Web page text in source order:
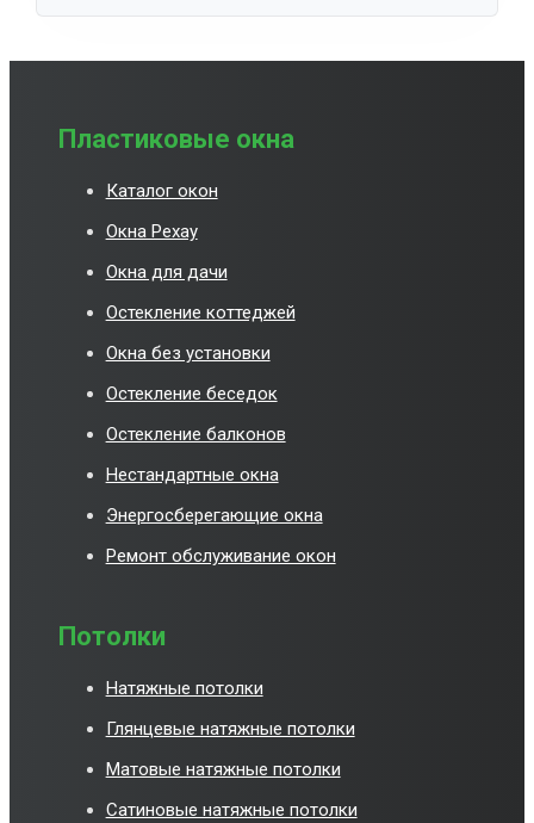
Пластиковые окна
Каталог окон
Окна Рехау
Окна для дачи
Остекление коттеджей
Окна без установки
Остекление беседок
Остекление балконов
Нестандартные окна
Энергосберегающие окна
Ремонт обслуживание окон
Потолки
Натяжные потолки
Глянцевые натяжные потолки
Матовые натяжные потолки
Сатиновые натяжные потолки